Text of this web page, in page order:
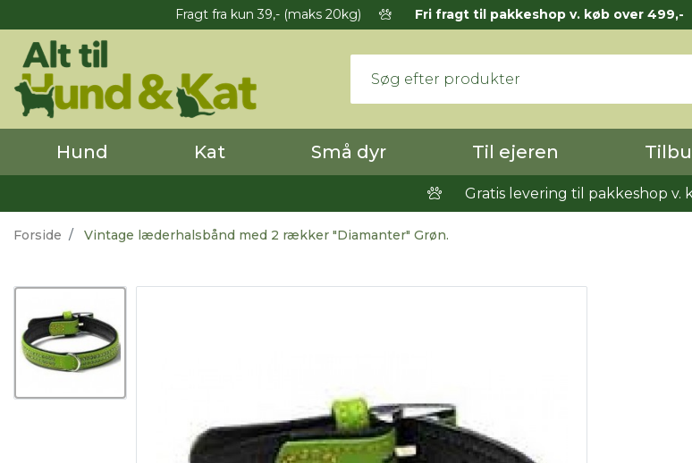
Fragt fra kun 39,- (maks 20kg) Fri fragt til pakkeshop v. køb over 499,-
Hund Kat Små dyr Til ejeren
Gratis levering til pakkeshop v.
Forside Vintage læderhalsbånd med 2 rækker "Diamanter" Grøn.